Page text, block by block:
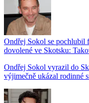
Ondřej Sokol se pochlubil
dovolené ve Skotsku:
Ondřej Sokol vyrazil do
výjimečně ukázal rodinné